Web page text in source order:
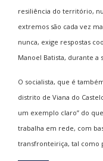
resiliência do território,
extremos são cada vez
nunca, exige respostas
Manoel Batista, durante a
O socialista, que é
distrito de Viana do
um exemplo claro” do
trabalha em rede, com
transfronteiriça, tal como